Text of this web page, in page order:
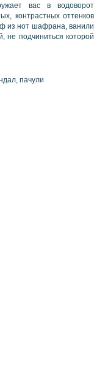
вас в водоворот
контрастных оттенков
из нот шафрана, ванили
не подчиниться которой
пачули